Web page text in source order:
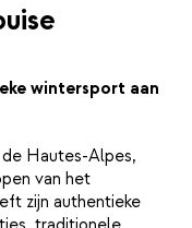
wintersport aan
Hautes-Alpes,
van het
zijn authentieke